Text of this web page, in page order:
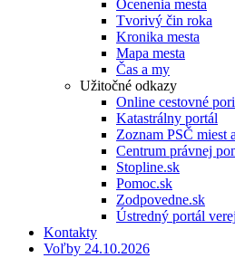
Ocenenia mesta
Tvorivý čin roka
Kronika mesta
Mapa mesta
Čas a my
Užitočné odkazy
Online cestovné
Katastrálny portál
Zoznam PSČ miest
Centrum právnej
Stopline.sk
Pomoc.sk
Zodpovedne.sk
Ústredný portál
Kontakty
Voľby 24.10.2026